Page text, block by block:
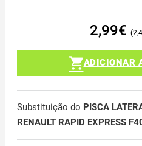
2,99€
ADICIONAR
Substituição do PISCA
RENAULT RAPID EXPRESS